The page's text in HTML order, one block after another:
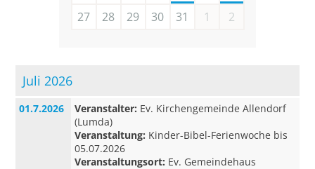
27
28 29 30 31 1 2
Juli 2026
01.7.2026 Veranstalter: Ev. Kirchengemeinde Allendorf
(Lumda)
Veranstaltung: Kinder-Bibel-Ferienwoche bis
05.07.2026
Veranstaltungsort: Ev. Gemeindehaus